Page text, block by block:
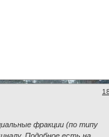
фракции (по типу
Подобное есть на